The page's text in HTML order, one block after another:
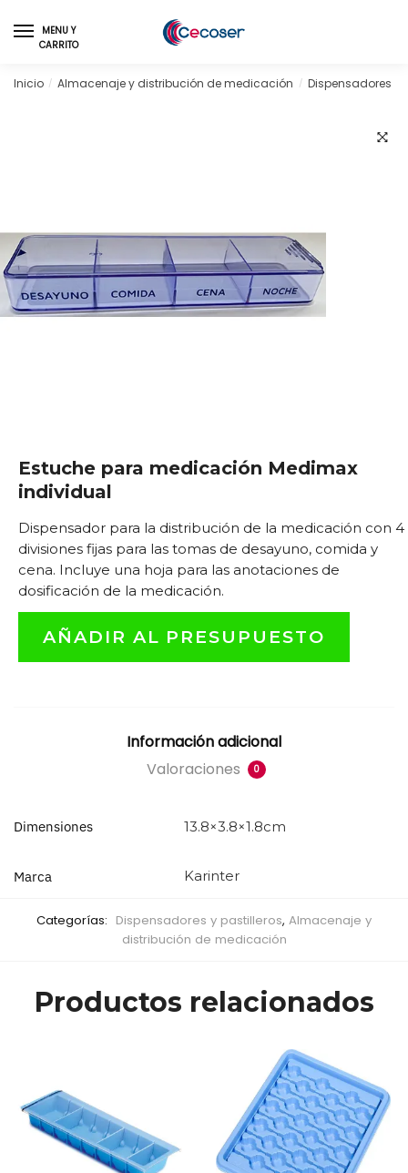
to
navigation
to
content
MENU Y
CARRITO
Inicio / Almacenaje y distribución de medicación / Dispensadores y
Estuche para medicación Medimax
individual
Dispensador para la distribución de la medicación con 4
divisiones fijas para las tomas de desayuno, comida y
cena. Incluye una hoja para las anotaciones de
dosificación de la medicación.
AÑADIR AL PRESUPUESTO
Información adicional
Valoraciones
0
Dimensiones 13.8×3.8×1.8cm
Marca Karinter
Categorías: Dispensadores y pastilleros, Almacenaje y
distribución de medicación
Productos relacionados